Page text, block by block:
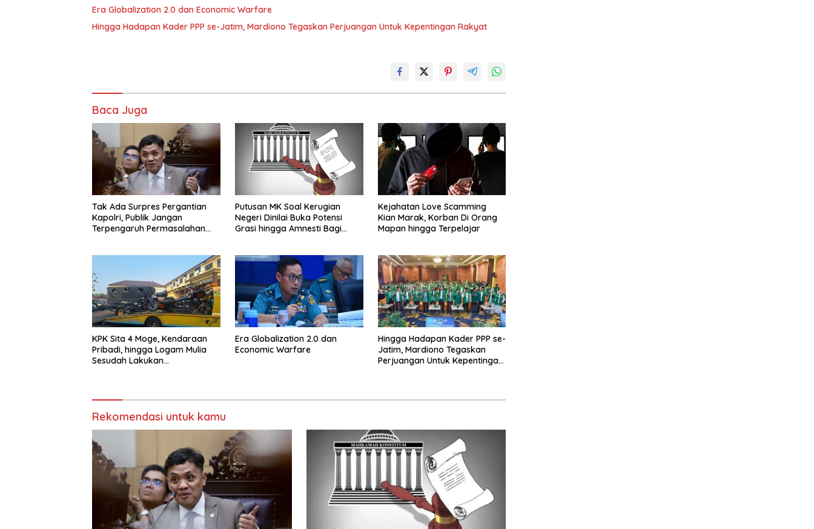
Era Globalization 2.0 dan Economic Warfare
Hingga Hadapan Kader PPP se-Jatim, Mardiono Tegaskan Perjuangan Untuk Kepentingan Rakyat
Baca Juga
Tak Ada Surpres Pergantian
Kapolri, Publik Jangan
Terpengaruh Permasalahan
Putusan MK Soal Kerugian
Negeri Dinilai Buka Potensi
Grasi hingga Amnesti Bagi
Kejahatan Love Scamming
Kian Marak, Korban Di Orang
Mapan hingga Terpelajar
KPK Sita 4 Moge, Kendaraan
Pribadi, hingga Logam Mulia
Sesudah Lakukan
Era Globalization 2.0 dan
Economic Warfare
Hingga Hadapan Kader PPP se-
Jatim, Mardiono Tegaskan
Perjuangan Untuk Kepentingan
Rekomendasi untuk kamu